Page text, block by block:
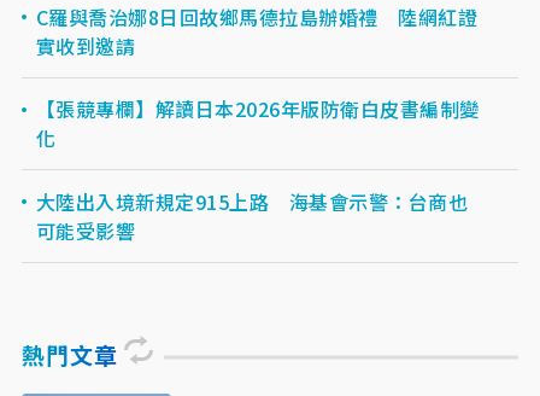
C羅與喬治娜8日回故鄉馬德拉島辦婚禮 陸網紅證
實收到邀請
【張競專欄】解讀日本2026年版防衛白皮書編制變
化
大陸出入境新規定915上路 海基會示警：台商也
可能受影響
熱門文章